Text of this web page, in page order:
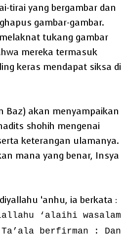
tirai yang bergambar dan
gambar-gambar.
tukang gambar
mereka termasuk
keras mendapat siksa di
Baz) akan menyampaikan
shohih mengenai
keterangan ulamanya.
mana yang benar, Insya
‘anhu, ia berkata :
‘alaihi wasalam
Ta’ala berfirman : Dan